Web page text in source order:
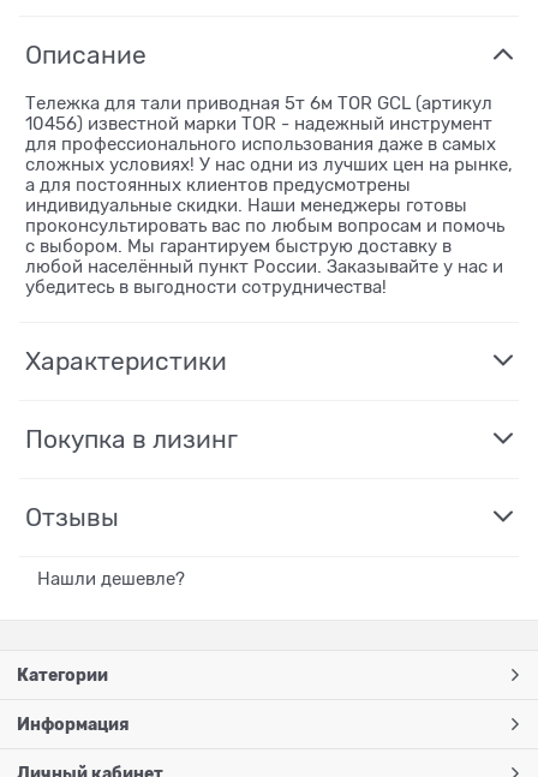
Описание
Тележка для тали приводная 5т 6м TOR GCL (артикул
10456) известной марки TOR - надежный инструмент
для профессионального использования даже в самых
сложных условиях! У нас одни из лучших цен на рынке,
а для постоянных клиентов предусмотрены
индивидуальные скидки. Наши менеджеры готовы
проконсультировать вас по любым вопросам и помочь
с выбором. Мы гарантируем быструю доставку в
любой населённый пункт России. Заказывайте у нас и
убедитесь в выгодности сотрудничества!
Характеристики
Покупка в лизинг
Отзывы
Нашли дешевле?
Категории
Информация